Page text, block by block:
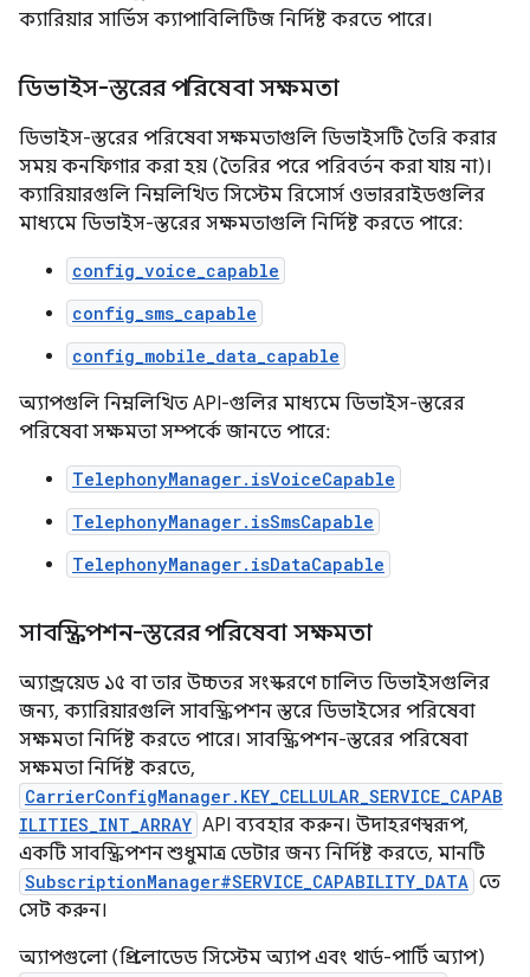
ক্যারিয়ার সার্ভিস ক্যাপাবিলিটিজ নির্দিষ্ট করতে পারে।
ডিভাইস-স্তরের পরিষেবা সক্ষমতা
ডিভাইস-স্তরের পরিষেবা সক্ষমতাগুলি ডিভাইসটি তৈরি করার
সময় কনফিগার করা হয় (তৈরির পরে পরিবর্তন করা যায় না)।
ক্যারিয়ারগুলি নিম্নলিখিত সিস্টেম রিসোর্স ওভাররাইডগুলির
মাধ্যমে ডিভাইস-স্তরের সক্ষমতাগুলি নির্দিষ্ট করতে পারে:
config_voice_capable
config_sms_capable
config_mobile_data_capable
অ্যাপগুলি নিম্নলিখিত API-গুলির মাধ্যমে ডিভাইস-স্তরের
পরিষেবা সক্ষমতা সম্পর্কে জানতে পারে:
TelephonyManager.isVoiceCapable
TelephonyManager.isSmsCapable
TelephonyManager.isDataCapable
সাবস্ক্রিপশন-স্তরের পরিষেবা সক্ষমতা
অ্যান্ড্রয়েড ১৫ বা তার উচ্চতর সংস্করণে চালিত ডিভাইসগুলির
জন্য, ক্যারিয়ারগুলি সাবস্ক্রিপশন স্তরে ডিভাইসের পরিষেবা
সক্ষমতা নির্দিষ্ট করতে পারে। সাবস্ক্রিপশন-স্তরের পরিষেবা
সক্ষমতা নির্দিষ্ট করতে,
CarrierConfigManager.KEY_CELLULAR_SERVICE_CAPAB
ILITIES_INT_ARRAY API ব্যবহার করুন। উদাহরণস্বরূপ,
একটি সাবস্ক্রিপশন শুধুমাত্র ডেটার জন্য নির্দিষ্ট করতে, মানটি
SubscriptionManager#SERVICE_CAPABILITY_DATA তে
সেট করুন।
অ্যাপগুলো (প্রি-লোডেড সিস্টেম অ্যাপ এবং থার্ড-পার্টি অ্যাপ)